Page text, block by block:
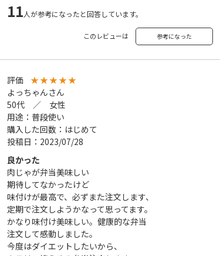
11人が参考になったと回答しています。
このレビューは 参考になった
評価 ★★★★★
よっちゃんさん
50代 ／ 女性
用途：普段使い
購入した回数：はじめて
投稿日：2023/07/28
良かった
肉じゃが弁当美味しい
期待してなかったけど
味付けが最高で、必ずまた注文します、
定期で注文しようかなって思ってます。
かなり味付け美味しい。健康的な弁当
注文して感動しました。
今度はダイエットしたいから、